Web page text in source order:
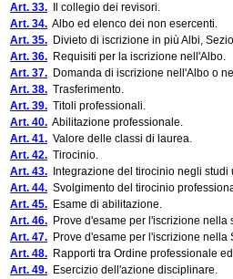
Art. 33. Il collegio dei revisori.
Art. 34. Albo ed elenco dei non esercenti.
Art. 35. Divieto di iscrizione in più Albi,
Art. 36. Requisiti per la iscrizione nell'Albo.
Art. 37. Domanda di iscrizione nell'Albo o
Art. 38. Trasferimento.
Art. 39. Titoli professionali.
Art. 40. Abilitazione professionale.
Art. 41. Valore delle classi di laurea.
Art. 42. Tirocinio.
Art. 43. Integrazione del tirocinio negli studi
Art. 44. Svolgimento del tirocinio
Art. 45. Esame di abilitazione.
Art. 46. Prove d'esame per l'iscrizione nella
Art. 47. Prove d'esame per l'iscrizione nella
Art. 48. Rapporti tra Ordine professionale
Art. 49. Esercizio dell'azione disciplinare.